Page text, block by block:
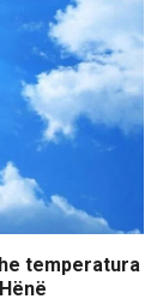
temperatura